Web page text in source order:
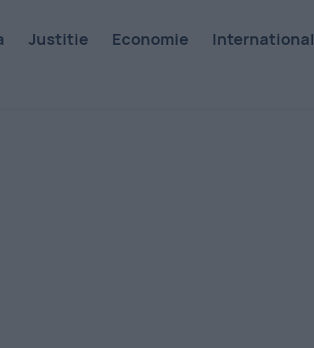
Justitie Economie International